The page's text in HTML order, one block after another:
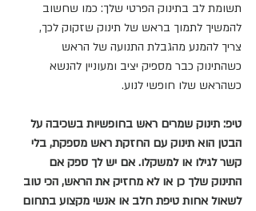
תשומת לב בתינוק הפרטי שלך: כמו שחשוב
להמשיך לתמוך בראש של תינוק שזקוק לכך,
צריך להמנע מהגבלת התנועה של הראש
כשהתינוק כבר מספיק יציב ומעוניין להנשא
כשהראש שלו חופשי לנוע.
טיפ: תינוק שמרים ראש בחופשיות בשכיבה על
הבטן הוא תינוק עם החזקת ראש מספקת, בלי
קשר לגילו או למשקלו. אם יש לך ספק אם
התינוק שלך כן או לא מחזיק את הראש, הכי טוב
לשאול אחות טיפת חלב או אנשי מקצוע בתחום